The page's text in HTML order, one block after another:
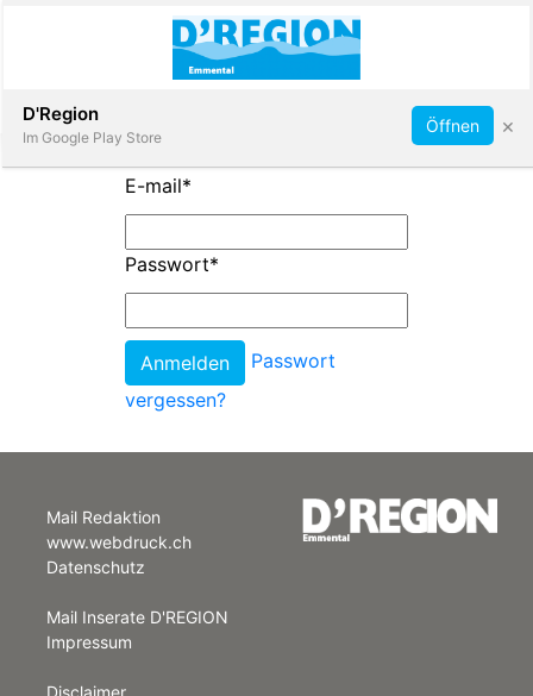
App
Abonnieren
E-mail*
Passwort*
Passwort
vergessen?
Mail Redaktion
www.webdruck.ch
Datenschutz
Mail Inserate D'REGION
Impressum
Disclaimer
D'Region
Im Google Play Store
Öffnen ×